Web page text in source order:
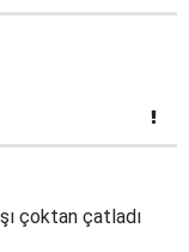
çoktan çatladı